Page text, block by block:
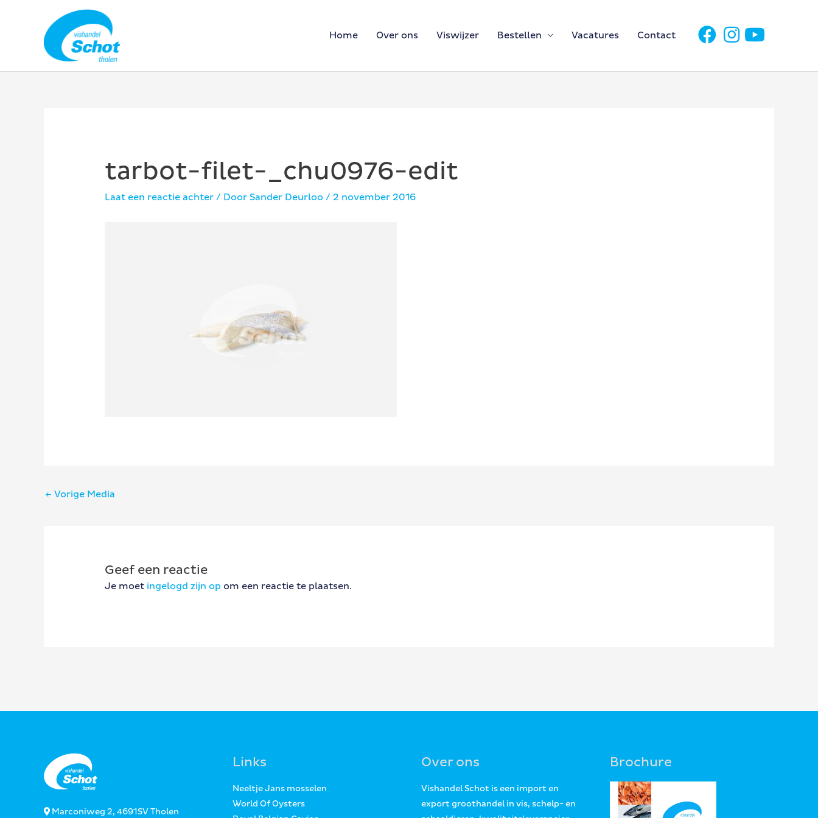
Home Over ons Viswijzer Bestellen Vacatures Contact
tarbot-filet-_chu0976-edit
Laat een reactie achter / Door Sander Deurloo/2 november 2016
Bericht
← Vorige Media
Geef een reactie
Je moet ingelogd zijn op om een reactie te plaatsen.
Marconiweg 2, 4691SV Tholen
Links
Neeltje Jans mosselen
World Of Oysters
Over ons
Vishandel Schot is een import en
export groothandel in vis, schelp- en
Brochure